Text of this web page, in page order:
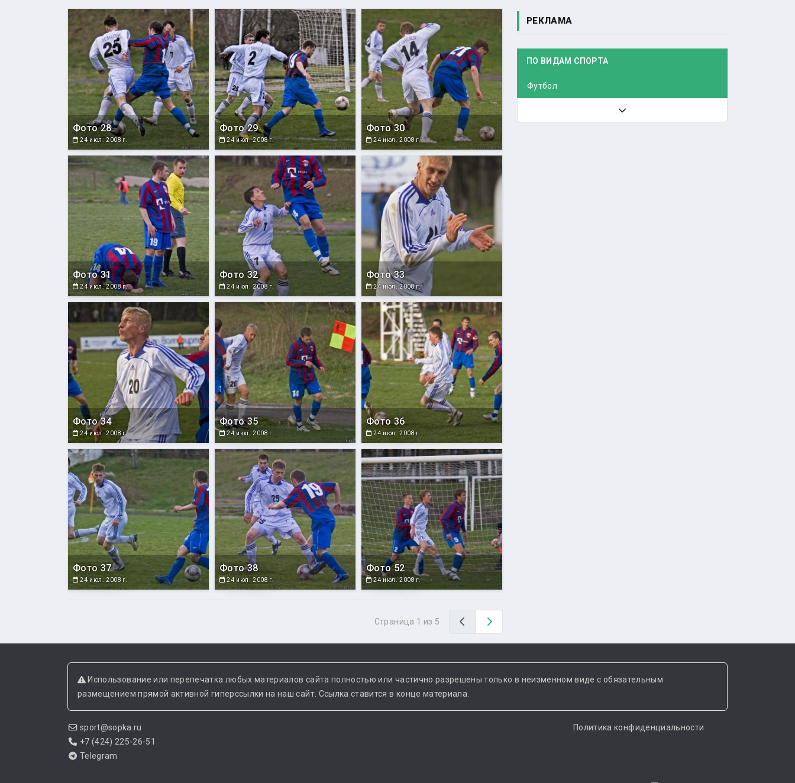
Фото 28
24 июл. 2008 г.
Фото 29
24 июл. 2008 г.
Фото 30
24 июл. 2008 г.
Фото 31
24 июл. 2008 г.
Фото 32
24 июл. 2008 г.
Фото 33
24 июл. 2008 г.
Фото 34
24 июл. 2008 г.
Фото 35
24 июл. 2008 г.
Фото 36
24 июл. 2008 г.
Фото 37
24 июл. 2008 г.
Фото 38
24 июл. 2008 г.
Фото 52
24 июл. 2008 г.
Страница 1 из 5 Назад
РЕКЛАМА
ПО ВИДАМ СПОРТА
Футбол
Использование или перепечатка любых материалов сайта полностью или частично разрешены только в неизменном виде с обязательным
размещением прямой активной гиперссылки на наш сайт. Ссылка ставится в конце материала.
sport@sopka.ru
+7 (424) 225-26-51
Telegram
Политика конфиденциальности